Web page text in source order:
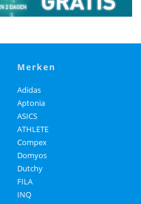
merken
Adidas
Aptonia
ASICS
ATHLETE
Compex
Domyos
Dutchy
FILA
INQ